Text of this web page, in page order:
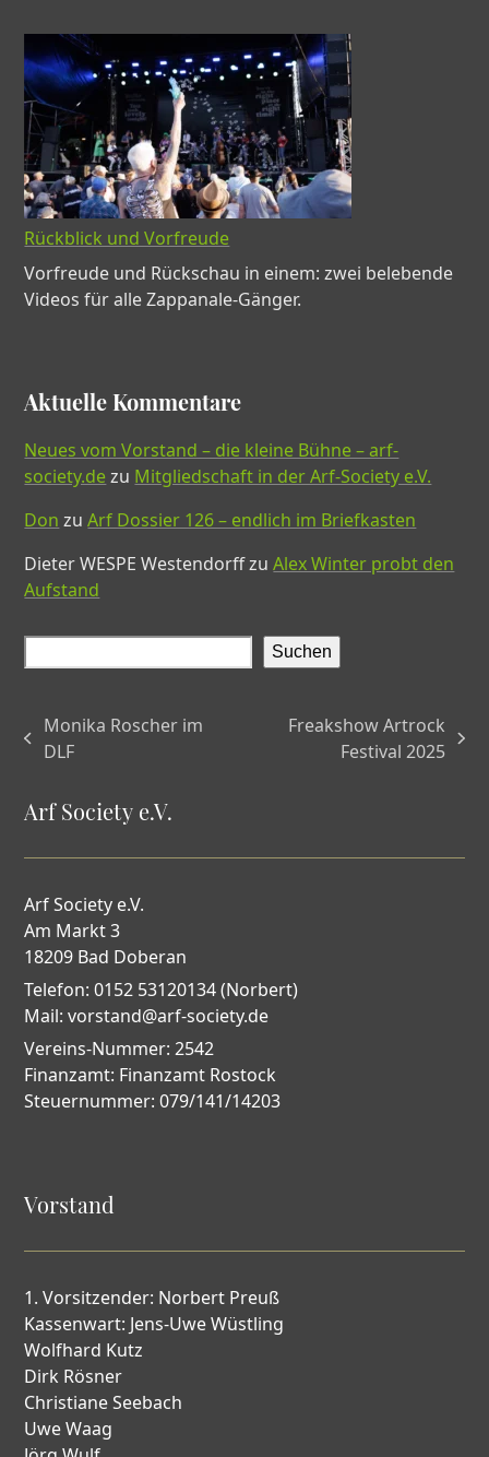
Rückblick und Vorfreude
Vorfreude und Rückschau in einem: zwei belebende
Videos für alle Zappanale-Gänger.
Aktuelle Kommentare
Neues vom Vorstand – die kleine Bühne – arf-
society.dezu Mitgliedschaft in der Arf-Society e.V.
Don zuArf Dossier 126 – endlich im Briefkasten
Dieter WESPE WestendorffzuAlex Winter probt den
Aufstand
Suchen
vorheriger
Monika Roscher im
DLF
Freakshow Artrock
Festival 2025
Arf Society e.V.
Arf Society e.V.
Am Markt 3
18209 Bad Doberan
Telefon: 0152 53120134 (Norbert)
Mail: vorstand@arf-society.de
Vereins-Nummer: 2542
Finanzamt: Finanzamt Rostock
Steuernummer: 079/141/14203
Vorstand
1. Vorsitzender: Norbert Preuß
Kassenwart: Jens-Uwe Wüstling
Wolfhard Kutz
Dirk Rösner
Christiane Seebach
Uwe Waag